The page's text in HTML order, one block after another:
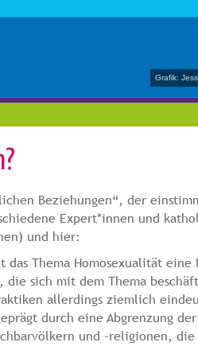
Grafik:
Beziehungen“, der
Expert*innen und
und hier:
das Thema Homosexualität
die sich mit dem Thema
allerdings ziemlich
durch eine Abgrenzung
und -religionen,